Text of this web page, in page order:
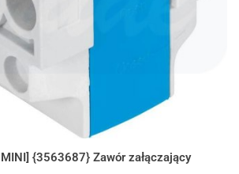
{3563687} Zawór załączający